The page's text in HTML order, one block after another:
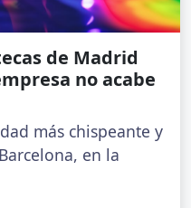
de Madrid
no acabe
más chispeante y
en la